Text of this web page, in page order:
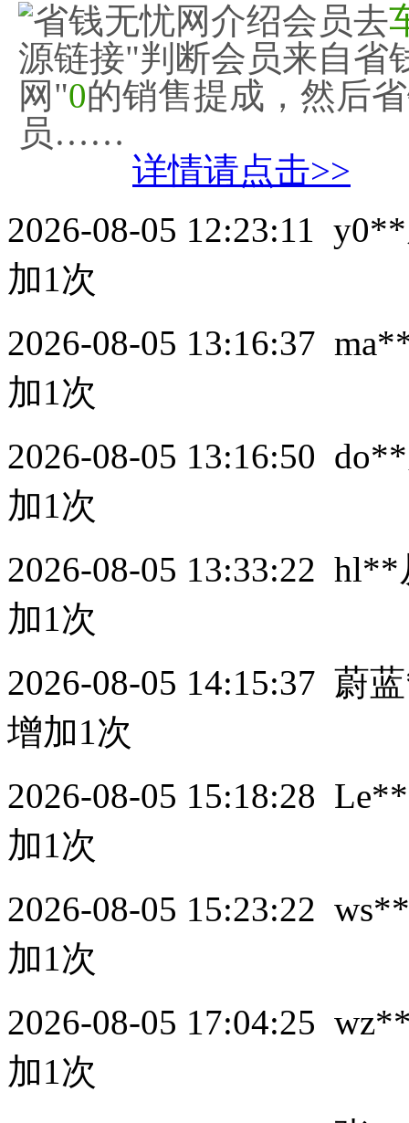
省钱无忧网介绍会员去
源链接"判断会员来自省
网"0的销售提成，然后
员……
详情请点击>>
2026-08-05 12:23:11 y0**
加1次
2026-08-05 13:16:37
加1次
2026-08-05 13:16:50 do**
加1次
2026-08-05 13:33:22 hl**
加1次
2026-08-05 14:15:37 蔚
增加1次
2026-08-05 15:18:28 Le**
加1次
2026-08-05 15:23:22 ws**
加1次
2026-08-05 17:04:25
加1次